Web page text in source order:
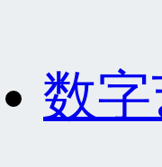
数